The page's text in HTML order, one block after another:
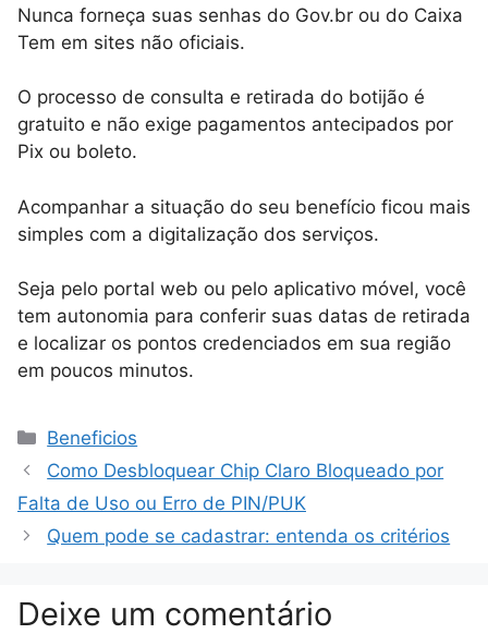
Nunca forneça suas senhas do Gov.br ou do Caixa
Tem em sites não oficiais.
O processo de consulta e retirada do botijão é
gratuito e não exige pagamentos antecipados por
Pix ou boleto.
Acompanhar a situação do seu benefício ficou mais
simples com a digitalização dos serviços.
Seja pelo portal web ou pelo aplicativo móvel, você
tem autonomia para conferir suas datas de retirada
e localizar os pontos credenciados em sua região
em poucos minutos.
Categorias
Beneficios
Como Desbloquear Chip Claro Bloqueado por
Falta de Uso ou Erro de PIN/PUK
Quem pode se cadastrar: entenda os critérios
Deixe um comentário